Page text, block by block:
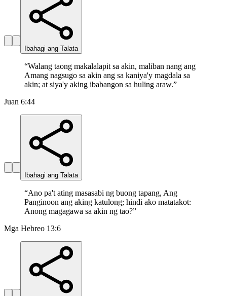
Ibahagi ang Talata
“Walang taong makalalapit sa akin, maliban nang ang
Amang nagsugo sa akin ang sa kaniya'y magdala sa
akin; at siya'y aking ibabangon sa huling araw.”
Juan 6:44
Ibahagi ang Talata
“Ano pa't ating masasabi ng buong tapang, Ang
Panginoon ang aking katulong; hindi ako matatakot:
Anong magagawa sa akin ng tao?”
Mga Hebreo 13:6